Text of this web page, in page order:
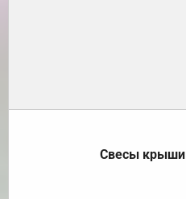
Свесы крыши